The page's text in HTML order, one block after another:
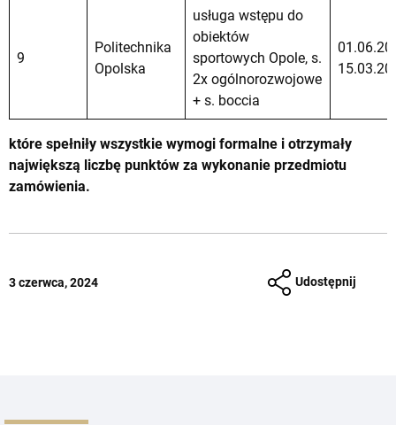
9
Politechnika
Opolska
usługa wstępu do
obiektów
sportowych Opole, s.
2x ogólnorozwojowe
+ s. boccia
które spełniły wszystkie wymogi formalne i otrzymały
największą liczbę punktów za wykonanie przedmiotu
zamówienia.
3 czerwca, 2024 Udostępnij